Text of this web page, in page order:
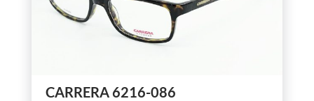
CARRERA 6216-086